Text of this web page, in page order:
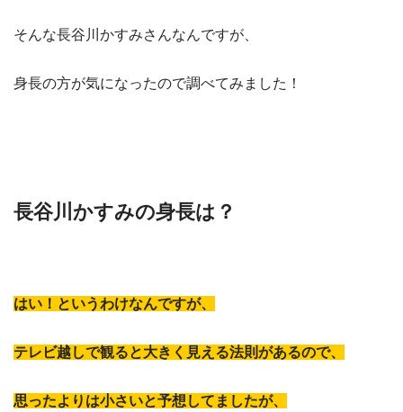
そんな長谷川かすみさんなんですが、
身長の方が気になったので調べてみました！
長谷川かすみの身長は？
はい！というわけなんですが、
テレビ越しで観ると大きく見える法則があるので、
思ったよりは小さいと予想してましたが、